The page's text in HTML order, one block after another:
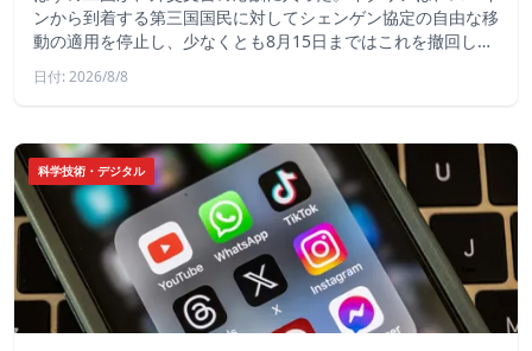
ンから到着する第三国国民に対してシェンゲン協定の自由な移
動の適用を停止し、少なくとも8月15日まではこれを撤回し…
日付: 2026/8/8
科学技術・デジタル